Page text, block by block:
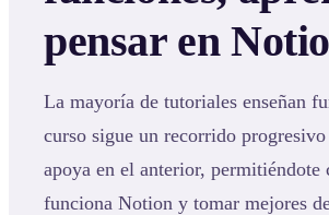
pensar en
La mayoría de tutoriales enseñan
curso sigue un recorrido
apoya en el anterior, permitiéndote
funciona Notion y tomar mejores